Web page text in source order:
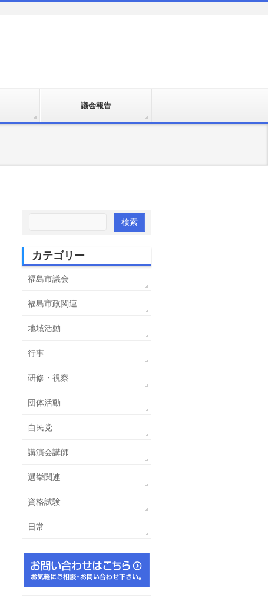
議会報告
カテゴリー
福島市議会
福島市政関連
地域活動
行事
研修・視察
団体活動
自民党
講演会講師
選挙関連
資格試験
日常